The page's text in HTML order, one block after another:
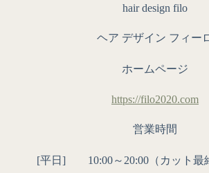
hair design filo
ヘア デザイン フィー
ホームページ
https://filo2020.com
営業時間
[平日] 10:00～20:00（カット最終